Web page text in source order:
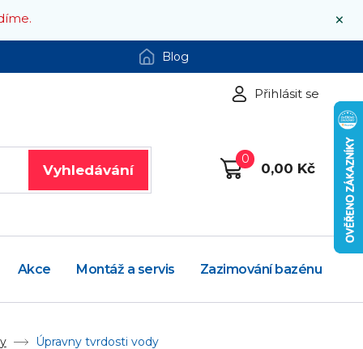
×
Blog
Přihlásit se
Vyhledávání
0
0,00 Kč
Akce Montáž a servis Zazimování bazénu
Úpravny tvrdosti vody